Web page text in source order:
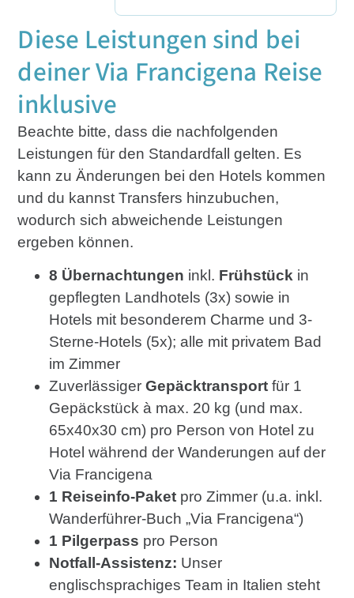
Diese Leistungen sind bei
deiner Via Francigena Reise
inklusive
Beachte bitte, dass die nachfolgenden
Leistungen für den Standardfall gelten. Es
kann zu Änderungen bei den Hotels kommen
und du kannst Transfers hinzubuchen,
wodurch sich abweichende Leistungen
ergeben können.
8 Übernachtungen inkl. Frühstück in
gepflegten Landhotels (3x) sowie in
Hotels mit besonderem Charme und 3-
Sterne-Hotels (5x); alle mit privatem Bad
im Zimmer
ZuverlässigerGepäcktransport für 1
Gepäckstück à max. 20 kg (und max.
65x40x30 cm) pro Person von Hotel zu
Hotel während der Wanderungen auf der
Via Francigena
1 Reiseinfo-Paket pro Zimmer (u.a. inkl.
Wanderführer-Buch „Via Francigena“)
1 Pilgerpass pro Person
Notfall-Assistenz: Unser
englischsprachiges Team in Italien steht